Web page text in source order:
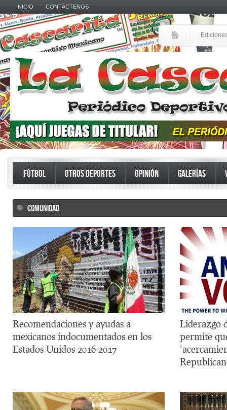
INICIO CONTÁCTENOS
FÚTBOL OTROS DEPORTES OPINIÓN GALERÍAS
COMUNIDAD
Recomendaciones y ayudas a
mexicanos indocumentados en los
Estados Unidos 2016-2017
Liderazgo
permite